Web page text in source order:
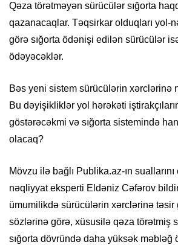
Qəza törətməyən sürücülər sığorta
qazanacaqlar. Təqsirkar olduqları yol-
görə sığorta ödənişi edilən sürücülər
ödəyəcəklər.
Bəs yeni sistem sürücülərin xərclərinə
Bu dəyişikliklər yol hərəkəti
göstərəcəkmi və sığorta sistemində
olacaq?
Mövzu ilə bağlı Publika.az-ın
nəqliyyat eksperti Eldəniz Cəfərov
ümumilikdə sürücülərin xərclərinə təsir
sözlərinə görə, xüsusilə qəza törətmiş
sığorta dövründə daha yüksək məbləğ